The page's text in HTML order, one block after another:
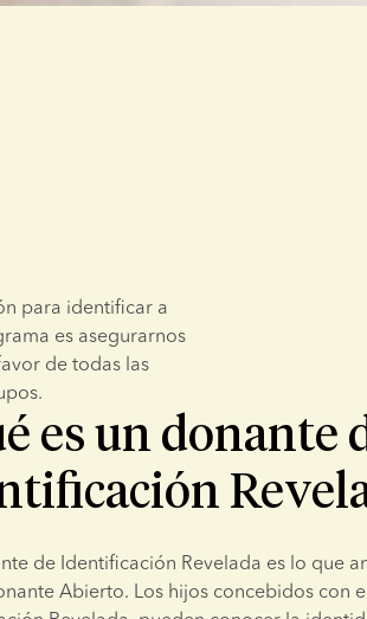
para identificar a
es asegurarnos
de todas las
es un donante
de Identificación Revelada es lo que
Abierto. Los hijos concebidos con